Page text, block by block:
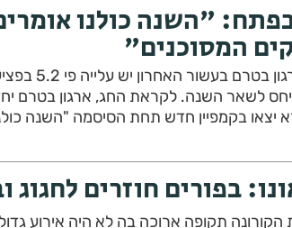
"השנה כולנו
המסוכנים"
לפי נתוני
לשאר השנה. לקראת החג, ארגון בטרם
יצאו בקמפיין חדש תחת הסיסמה "השנה
בפורים חוזרים לחגוג
תקופה ארוכה בה לא היה אירוע